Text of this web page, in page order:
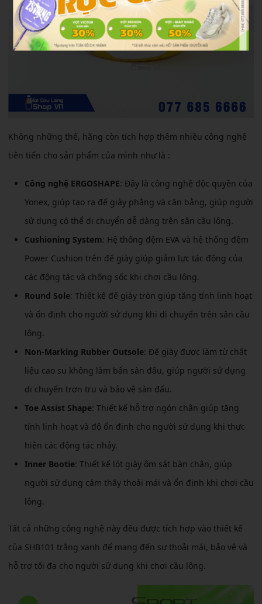
Không những thế, hãng còn tích hợp thêm nhiều công nghệ
tiên tiến cho sản phẩm của mình như là :
Công nghệ ERGOSHAPE: Đây là công nghệ độc quyền của
Yonex, giúp tạo ra đế giày phẳng và cân bằng, giúp người
sử dụng có thể di chuyển dễ dàng trên sân cầu lông.
Cushioning System: Hệ thống đệm EVA và hệ thống đệm
Power Cushion trên đế giày giúp giảm lực tác động của
các động tác và chống sốc khi chơi cầu lông.
Round Sole: Thiết kế đế giày tròn giúp tăng tính linh hoạt
và ổn định cho người sử dụng khi di chuyển trên sân cầu
lông.
Non-Marking Rubber Outsole: Đế giày được làm từ chất
liệu cao su không làm bẩn sàn đấu, giúp người sử dụng
di chuyển trơn tru và bảo vệ sàn đấu.
Toe Assist Shape: Thiết kế hỗ trợ ngón chân giúp tăng
tính linh hoạt và độ ổn định cho người sử dụng khi thực
hiện các động tác nhảy.
Inner Bootie: Thiết kế lót giày ôm sát bàn chân, giúp
người sử dụng cảm thấy thoải mái và ổn định khi chơi cầu
lông.
Tất cả những công nghệ này đều được tích hợp vào thiết kế
của SHB101 trắng xanh để mang đến sự thoải mái, bảo vệ và
hỗ trợ tối đa cho người sử dụng khi chơi cầu lông.